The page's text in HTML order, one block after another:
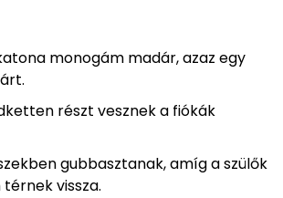
monogám madár, azaz egy
részt vesznek a fiókák
gubbasztanak, amíg a szülők
vissza.